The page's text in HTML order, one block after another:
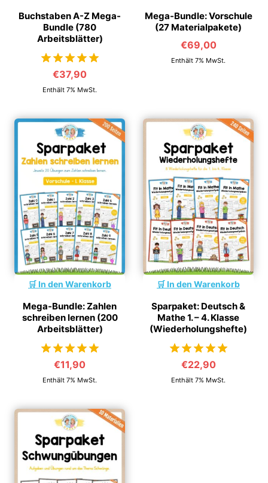
Buchstaben A-Z Mega-
Bundle (780
Arbeitsblätter)
von 5
€37,90
Enthält 7% MwSt.
Mega-Bundle: Vorschule
(27 Materialpakete)
€69,00
Enthält 7% MwSt.
In den Warenkorb
Mega-Bundle: Zahlen
schreiben lernen (200
Arbeitsblätter)
von 5
€11,90
Enthält 7% MwSt.
In den Warenkorb
Sparpaket: Deutsch &
Mathe 1. – 4. Klasse
(Wiederholungshefte)
von 5
€22,90
Enthält 7% MwSt.